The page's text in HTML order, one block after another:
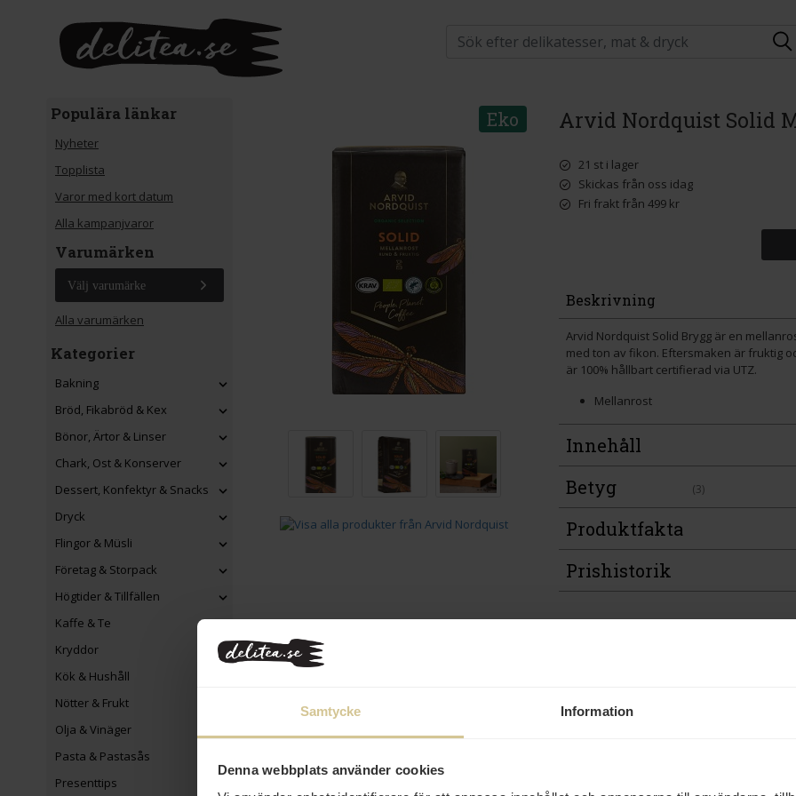
Samtycke Information
Denna webbplats använder cookies
Populära länkar
Nyheter
Topplista
Varor med kort datum
Alla kampanjvaror
Varumärken
Välj varumärke
Alla varumärken
Kategorier
Bakning
Bröd, Fikabröd & Kex
Bönor, Ärtor & Linser
Chark, Ost & Konserver
Dessert, Konfektyr & Snacks
Dryck
Flingor & Müsli
Företag & Storpack
Högtider & Tillfällen
Kaffe & Te
Kryddor
Kök & Hushåll
Nötter & Frukt
Olja & Vinäger
Pasta & Pastasås
Presenttips
Arvid Nordquist Solid
Eko
21 st i lager
Skickas från oss idag
Fri frakt från 499 kr
Beskrivning
Arvid Nordquist Solid Brygg är en
med ton av fikon. Eftersmaken är fruktig
är 100% hållbart certifierad via UTZ.
Mellanrost
Innehåll
Betyg
(3)
Produktfakta
Prishistorik